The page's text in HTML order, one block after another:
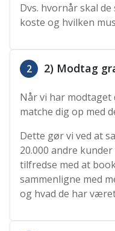
Dvs. hvornår skal
koste og hvilken
2 2) Modtag
Når vi har
matche dig op med
Dette gør vi ved at
20.000 andre
tilfredse med at
sammenligne med
og hvad de har